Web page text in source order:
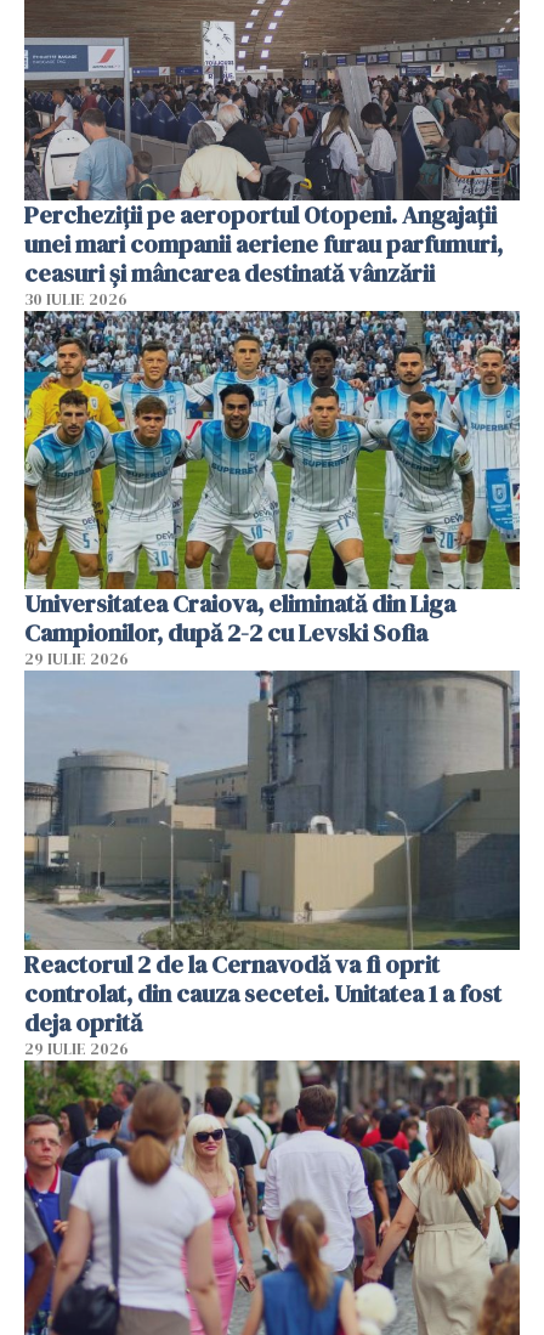
Percheziții pe aeroportul Otopeni. Angajații
unei mari companii aeriene furau parfumuri,
ceasuri și mâncarea destinată vânzării
30 IULIE 2026
Universitatea Craiova, eliminată din Liga
Campionilor, după 2-2 cu Levski Sofia
29 IULIE 2026
Reactorul 2 de la Cernavodă va fi oprit
controlat, din cauza secetei. Unitatea 1 a fost
deja oprită
29 IULIE 2026